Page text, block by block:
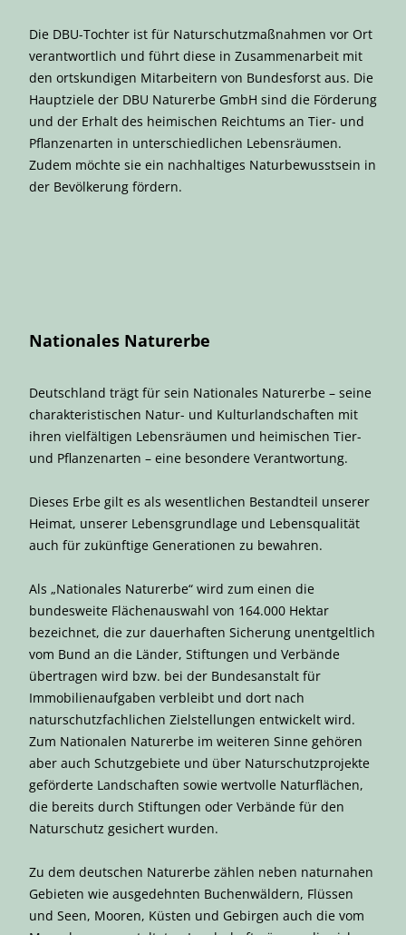
Die DBU-Tochter ist für Naturschutzmaßnahmen vor Ort
verantwortlich und führt diese in Zusammenarbeit mit
den ortskundigen Mitarbeitern von Bundesforst aus. Die
Hauptziele der DBU Naturerbe GmbH sind die Förderung
und der Erhalt des heimischen Reichtums an Tier- und
Pflanzenarten in unterschiedlichen Lebensräumen.
Zudem möchte sie ein nachhaltiges Naturbewusstsein in
der Bevölkerung fördern.
Nationales Naturerbe
Deutschland trägt für sein Nationales Naturerbe – seine
charakteristischen Natur- und Kulturlandschaften mit
ihren vielfältigen Lebensräumen und heimischen Tier-
und Pflanzenarten – eine besondere Verantwortung.
Dieses Erbe gilt es als wesentlichen Bestandteil unserer
Heimat, unserer Lebensgrundlage und Lebensqualität
auch für zukünftige Generationen zu bewahren.
Als „Nationales Naturerbe“ wird zum einen die
bundesweite Flächenauswahl von 164.000 Hektar
bezeichnet, die zur dauerhaften Sicherung unentgeltlich
vom Bund an die Länder, Stiftungen und Verbände
übertragen wird bzw. bei der Bundesanstalt für
Immobilienaufgaben verbleibt und dort nach
naturschutzfachlichen Zielstellungen entwickelt wird.
Zum Nationalen Naturerbe im weiteren Sinne gehören
aber auch Schutzgebiete und über Naturschutzprojekte
geförderte Landschaften sowie wertvolle Naturflächen,
die bereits durch Stiftungen oder Verbände für den
Naturschutz gesichert wurden.
Zu dem deutschen Naturerbe zählen neben naturnahen
Gebieten wie ausgedehnten Buchenwäldern, Flüssen
und Seen, Mooren, Küsten und Gebirgen auch die vom